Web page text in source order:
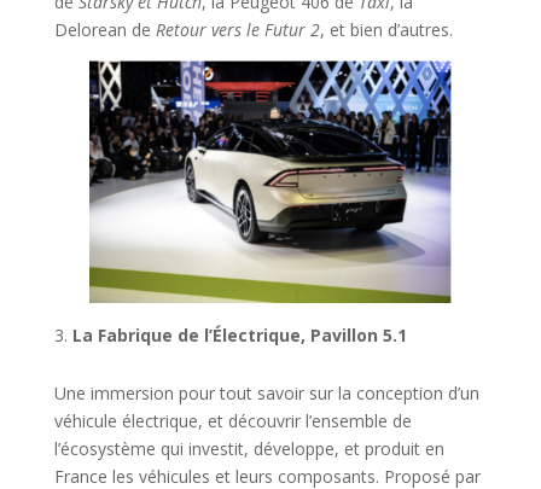
Delorean de Retour vers le Futur 2, et bien d’autres.
La Fabrique de l’Électrique, Pavillon 5.1
Une immersion pour tout savoir sur la conception d’un
véhicule électrique, et découvrir l’ensemble de
l’écosystème qui investit, développe, et produit en
France les véhicules et leurs composants. Proposé par